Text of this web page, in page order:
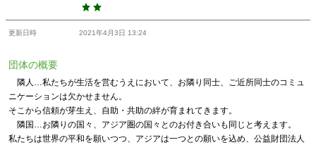
更新日時 2021年4月3日 13:24
団体の概要
隣人…私たちが生活を営むうえにおいて、お隣り同士、ご近所同士のコミュ
ニケーションは欠かせません。
そこから信頼が芽生え、自助・共助の絆が育まれてきます。
隣国…お隣りの国々、アジア圏の国々とのお付き合いも同じと考えます。
私たちは世界の平和を願いつつ、アジアは一つとの願いを込め、公益財団法人